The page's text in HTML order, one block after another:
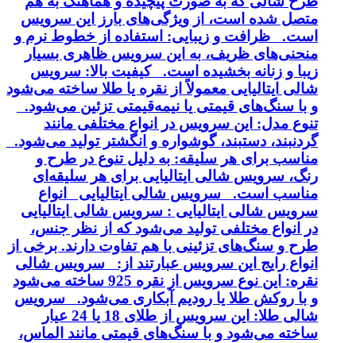
متصل شده است، از ویژگی‌های بارز این سرویس
است. ظرافت و زیبایی: استفاده از خطوط نرم و
منحنی‌های ظریف، به این سرویس ظاهری بسیار
زیبا و زنانه بخشیده است. کیفیت بالا: سرویس
شالی ایتالیایی معمولاً از نقره یا طلا ساخته می‌شود
و با سنگ‌های قیمتی یا نیمه‌قیمتی تزئین می‌شود.
تنوع مدل: این سرویس در انواع مختلفی مانند
گردنبند، دستبند، گوشواره و انگشتر تولید می‌شود.
مناسب برای هر سلیقه: به دلیل تنوع در طرح و
رنگ، سرویس شالی ایتالیایی برای هر سلیقه‌ای
مناسب است. سرویس شالی ایتالیایی انواع
سرویس شالی ایتالیایی : سرویس شالی ایتالیایی
در انواع مختلفی تولید می‌شود که از نظر جنس،
طرح و سنگ‌های تزئینی با هم تفاوت دارند. برخی از
انواع رایج این سرویس عبارتند از: سرویس شالی
نقره: این نوع سرویس از نقره 925 ساخته می‌شود
و با روکش طلا یا رودیم آبکاری می‌شود. سرویس
شالی طلا: این سرویس از طلای 18 یا 24 عیار
ساخته می‌شود و با سنگ‌های قیمتی مانند الماس،